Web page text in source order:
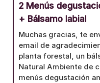
2 Menús
+ Bálsamo labial
Muchas gracias, te
email de
planta forestal, un
Natural Ambiente de
menús degustación